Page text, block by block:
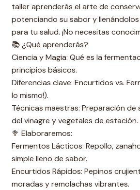
taller aprenderás el arte de
potenciando su sabor y
para tu salud. ¡No necesitas
📚 ¿Qué aprenderás?
Ciencia y Magia: Qué es la
principios básicos.
Diferencias clave: Encurtidos vs.
lo mismo!).
Técnicas maestras: Preparación de
del vinagre y vegetales de estación.
🥦 Elaboraremos:
Fermentos Lácticos: Repollo,
simple lleno de sabor.
Encurtidos Rápidos: Pepinos
moradas y remolachas vibrantes.